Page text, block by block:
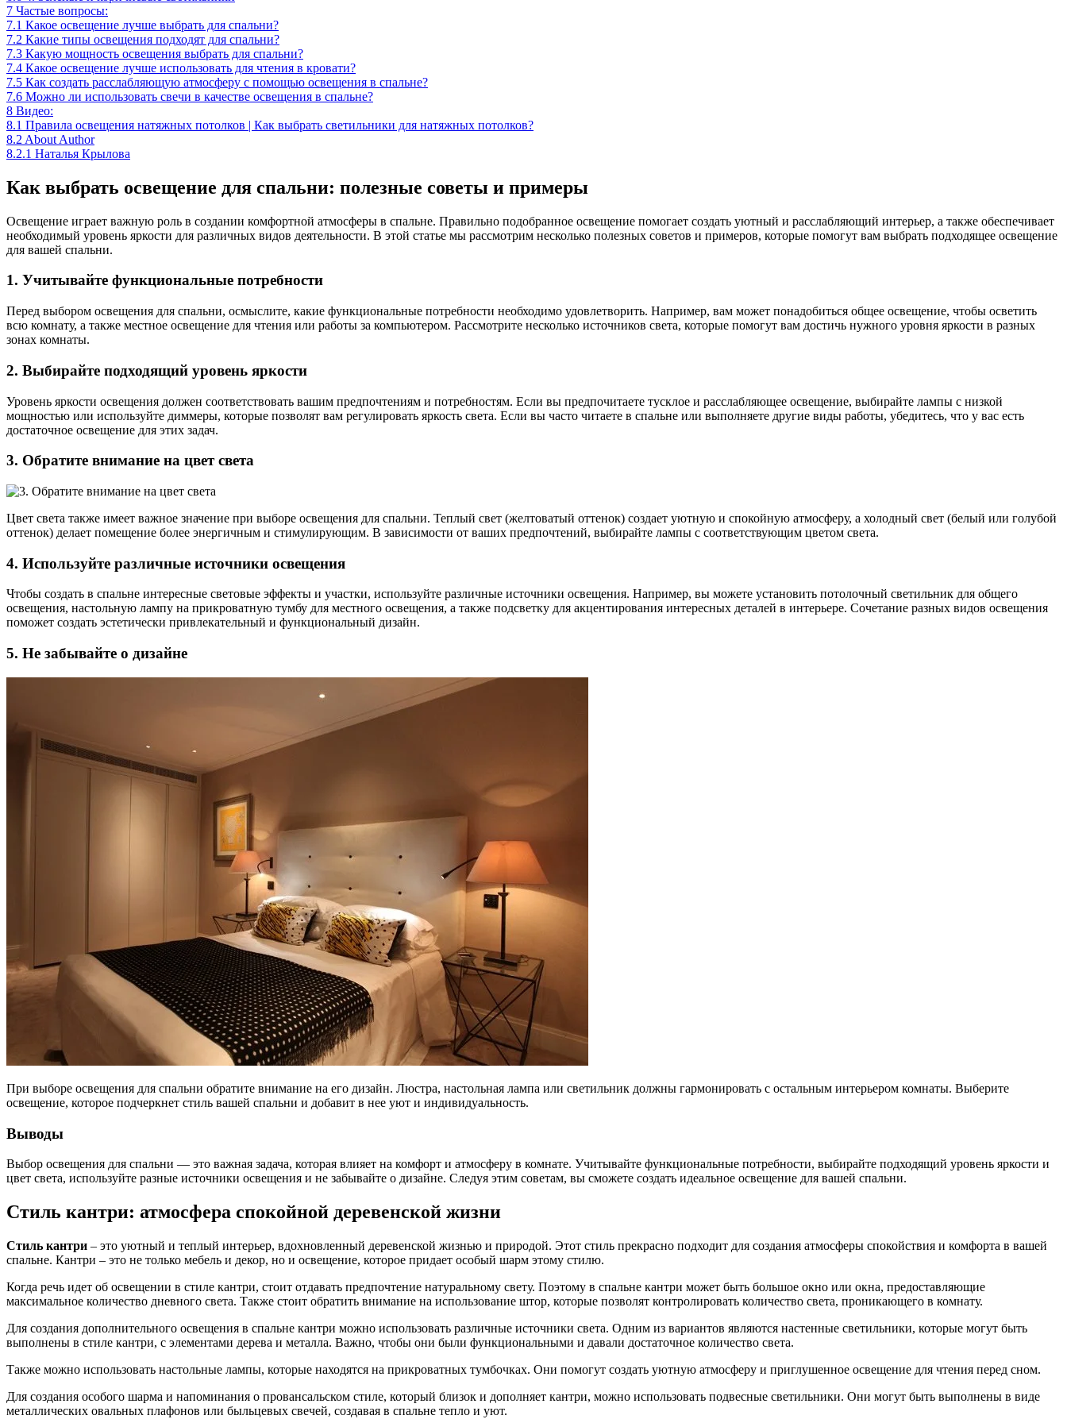
7 Частые вопросы:
7.1 Какое освещение лучше выбрать для спальни?
7.2 Какие типы освещения подходят для спальни?
7.3 Какую мощность освещения выбрать для спальни?
7.4 Какое освещение лучше использовать для чтения в кровати?
7.5 Как создать расслабляющую атмосферу с помощью освещения в спальне?
7.6 Можно ли использовать свечи в качестве освещения в спальне?
8 Видео:
8.1 Правила освещения натяжных потолков | Как выбрать светильники для натяжных потолков?
8.2 About Author
8.2.1 Наталья Крылова
Как выбрать освещение для спальни: полезные советы и примеры
Освещение играет важную роль в создании комфортной атмосферы в спальне. Правильно подобранное освещение помогает создать уютный и расслабляющий интерьер, а также обеспечивает
необходимый уровень яркости для различных видов деятельности. В этой статье мы рассмотрим несколько полезных советов и примеров, которые помогут вам выбрать подходящее освещение
для вашей спальни.
1. Учитывайте функциональные потребности
Перед выбором освещения для спальни, осмыслите, какие функциональные потребности необходимо удовлетворить. Например, вам может понадобиться общее освещение, чтобы осветить
всю комнату, а также местное освещение для чтения или работы за компьютером. Рассмотрите несколько источников света, которые помогут вам достичь нужного уровня яркости в разных
зонах комнаты.
2. Выбирайте подходящий уровень яркости
Уровень яркости освещения должен соответствовать вашим предпочтениям и потребностям. Если вы предпочитаете тусклое и расслабляющее освещение, выбирайте лампы с низкой
мощностью или используйте диммеры, которые позволят вам регулировать яркость света. Если вы часто читаете в спальне или выполняете другие виды работы, убедитесь, что у вас есть
достаточное освещение для этих задач.
3. Обратите внимание на цвет света
Цвет света также имеет важное значение при выборе освещения для спальни. Теплый свет (желтоватый оттенок) создает уютную и спокойную атмосферу, а холодный свет (белый или голубой
оттенок) делает помещение более энергичным и стимулирующим. В зависимости от ваших предпочтений, выбирайте лампы с соответствующим цветом света.
4. Используйте различные источники освещения
Чтобы создать в спальне интересные световые эффекты и участки, используйте различные источники освещения. Например, вы можете установить потолочный светильник для общего
освещения, настольную лампу на прикроватную тумбу для местного освещения, а также подсветку для акцентирования интересных деталей в интерьере. Сочетание разных видов освещения
поможет создать эстетически привлекательный и функциональный дизайн.
5. Не забывайте о дизайне
При выборе освещения для спальни обратите внимание на его дизайн. Люстра, настольная лампа или светильник должны гармонировать с остальным интерьером комнаты. Выберите
освещение, которое подчеркнет стиль вашей спальни и добавит в нее уют и индивидуальность.
Выводы
Выбор освещения для спальни — это важная задача, которая влияет на комфорт и атмосферу в комнате. Учитывайте функциональные потребности, выбирайте подходящий уровень яркости и
цвет света, используйте разные источники освещения и не забывайте о дизайне. Следуя этим советам, вы сможете создать идеальное освещение для вашей спальни.
Стиль кантри: атмосфера спокойной деревенской жизни
Стиль кантри – это уютный и теплый интерьер, вдохновленный деревенской жизнью и природой. Этот стиль прекрасно подходит для создания атмосферы спокойствия и комфорта в вашей
спальне. Кантри – это не только мебель и декор, но и освещение, которое придает особый шарм этому стилю.
Когда речь идет об освещении в стиле кантри, стоит отдавать предпочтение натуральному свету. Поэтому в спальне кантри может быть большое окно или окна, предоставляющие
максимальное количество дневного света. Также стоит обратить внимание на использование штор, которые позволят контролировать количество света, проникающего в комнату.
Для создания дополнительного освещения в спальне кантри можно использовать различные источники света. Одним из вариантов являются настенные светильники, которые могут быть
выполнены в стиле кантри, с элементами дерева и металла. Важно, чтобы они были функциональными и давали достаточное количество света.
Также можно использовать настольные лампы, которые находятся на прикроватных тумбочках. Они помогут создать уютную атмосферу и приглушенное освещение для чтения перед сном.
Для создания особого шарма и напоминания о провансальском стиле, который близок и дополняет кантри, можно использовать подвесные светильники. Они могут быть выполнены в виде
металлических овальных плафонов или быльцевых свечей, создавая в спальне тепло и уют.